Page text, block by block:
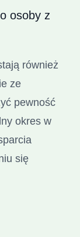
osoby z
również
ze
pewność
okres w
się